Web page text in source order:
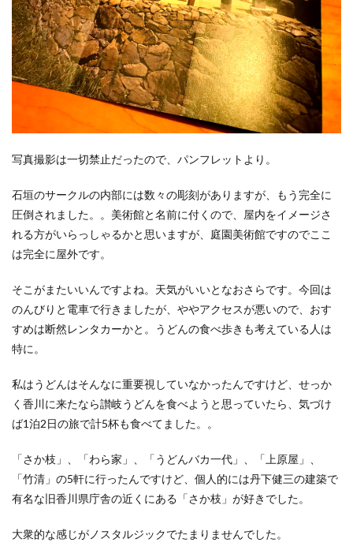
写真撮影は一切禁止だったので、パンフレットより。
石垣のサークルの内部には数々の彫刻がありますが、もう完全に
圧倒されました。。美術館と名前に付くので、屋内をイメージさ
れる方がいらっしゃるかと思いますが、庭園美術館ですのでここ
は完全に屋外です。
そこがまたいいんですよね。天気がいいとなおさらです。今回は
のんびりと電車で行きましたが、ややアクセスが悪いので、おす
すめは断然レンタカーかと。うどんの食べ歩きも考えている人は
特に。
私はうどんはそんなに重要視していなかったんですけど、せっか
く香川に来たなら讃岐うどんを食べようと思っていたら、気づけ
ば1泊2日の旅で計5杯も食べてました。。
「さか枝」、「わら家」、「うどんバカ一代」、「上原屋」、
「竹清」の5軒に行ったんですけど、個人的には丹下健三の建築で
有名な旧香川県庁舎の近くにある「さか枝」が好きでした。
大衆的な感じがノスタルジックでたまりませんでした。